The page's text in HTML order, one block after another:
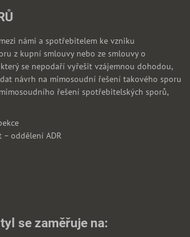
námi a spotřebitelem ke vzniku
z kupní smlouvy nebo ze smlouvy o
se nepodaří vyřešit vzájemnou dohodou,
návrh na mimosoudní řešení takového sporu
řešení spotřebitelských sporů,
oddělení ADR
se zaměřuje na: